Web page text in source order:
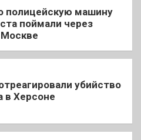
полицейскую машину
поймали через
убийство
в Херсоне